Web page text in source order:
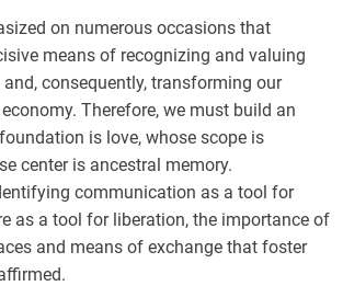
on numerous occasions that
means of recognizing and valuing
consequently, transforming our
Therefore, we must build an
is love, whose scope is
center is ancestral memory.
communication as a tool for
as a tool for liberation, the importance of
and means of exchange that foster